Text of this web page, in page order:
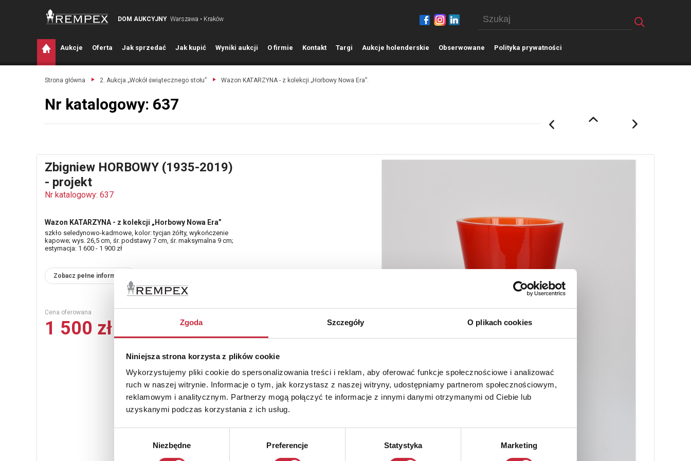
Zgoda Szczegóły O plikach cookies
Niniejsza strona korzysta z plików cookie
Wykorzystujemy pliki cookie do spersonalizowania treści i reklam, aby oferować funkcje społecznościowe i analizować
ruch w naszej witrynie. Informacje o tym, jak korzystasz z naszej witryny, udostępniamy partnerom społecznościowym,
reklamowym i analitycznym. Partnerzy mogą połączyć te informacje z innymi danymi otrzymanymi od Ciebie lub
uzyskanymi podczas korzystania z ich usług.
Niezbędne Preferencje Statystyka Marketing
DOM AUKCYJNY Warszawa • Kraków
Aukcje Oferta Jak sprzedać Jak kupić Wyniki aukcji O firmie Kontakt Targi Aukcje holenderskie Obserwowane Polityka prywatności
Strona główna 2. Aukcja „Wokół świątecznego stołu” Wazon KATARZYNA - z kolekcji „Horbowy Nowa Era”.
Nr katalogowy: 637
Zbigniew HORBOWY (1935-2019)
- projekt
Nr katalogowy: 637
Wazon KATARZYNA - z kolekcji „Horbowy Nowa Era”
szkło seledynowo-kadmowe, kolor: tycjan żółty, wykończenie
kapowe; wys. 26,5 cm, śr. podstawy 7 cm, śr. maksymalna 9 cm;
estymacja: 1 600 - 1 900 zł
Zobacz pełne informacje
Cena oferowana
1 500 zł